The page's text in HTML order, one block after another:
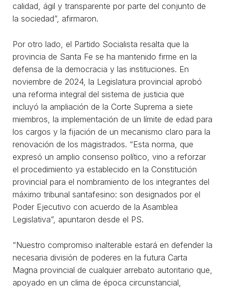
calidad, ágil y transparente por parte del conjunto de
la sociedad”, afirmaron.
Por otro lado, el Partido Socialista resalta que la
provincia de Santa Fe se ha mantenido firme en la
defensa de la democracia y las instituciones. En
noviembre de 2024, la Legislatura provincial aprobó
una reforma integral del sistema de justicia que
incluyó la ampliación de la Corte Suprema a siete
miembros, la implementación de un límite de edad para
los cargos y la fijación de un mecanismo claro para la
renovación de los magistrados. “Esta norma, que
expresó un amplio consenso político, vino a reforzar
el procedimiento ya establecido en la Constitución
provincial para el nombramiento de los integrantes del
máximo tribunal santafesino: son designados por el
Poder Ejecutivo con acuerdo de la Asamblea
Legislativa”, apuntaron desde el PS.
“Nuestro compromiso inalterable estará en defender la
necesaria división de poderes en la futura Carta
Magna provincial de cualquier arrebato autoritario que,
apoyado en un clima de época circunstancial,